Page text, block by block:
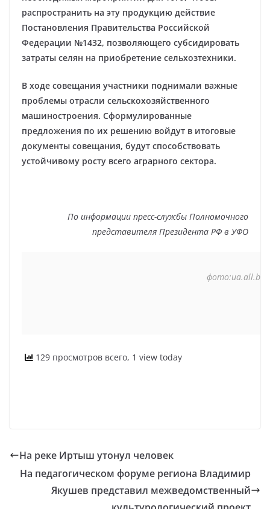
распространить на эту продукцию действие
Постановления Правительства Российской
Федерации №1432, позволяющего субсидировать
затраты селян на приобретение сельхозтехники.
В ходе совещания участники поднимали важные
проблемы отрасли сельскохозяйственного
машиностроения. Сформулированные
предложения по их решению войдут в итоговые
документы совещания, будут способствовать
устойчивому росту всего аграрного сектора.
По информации пресс-службы Полномочного
представителя Президента РФ в УФО
фото:ua.all.biz
129 просмотров всего, 1 view today
На реке Иртыш утонул человек
На педагогическом форуме региона Владимир
Якушев представил межведомственный